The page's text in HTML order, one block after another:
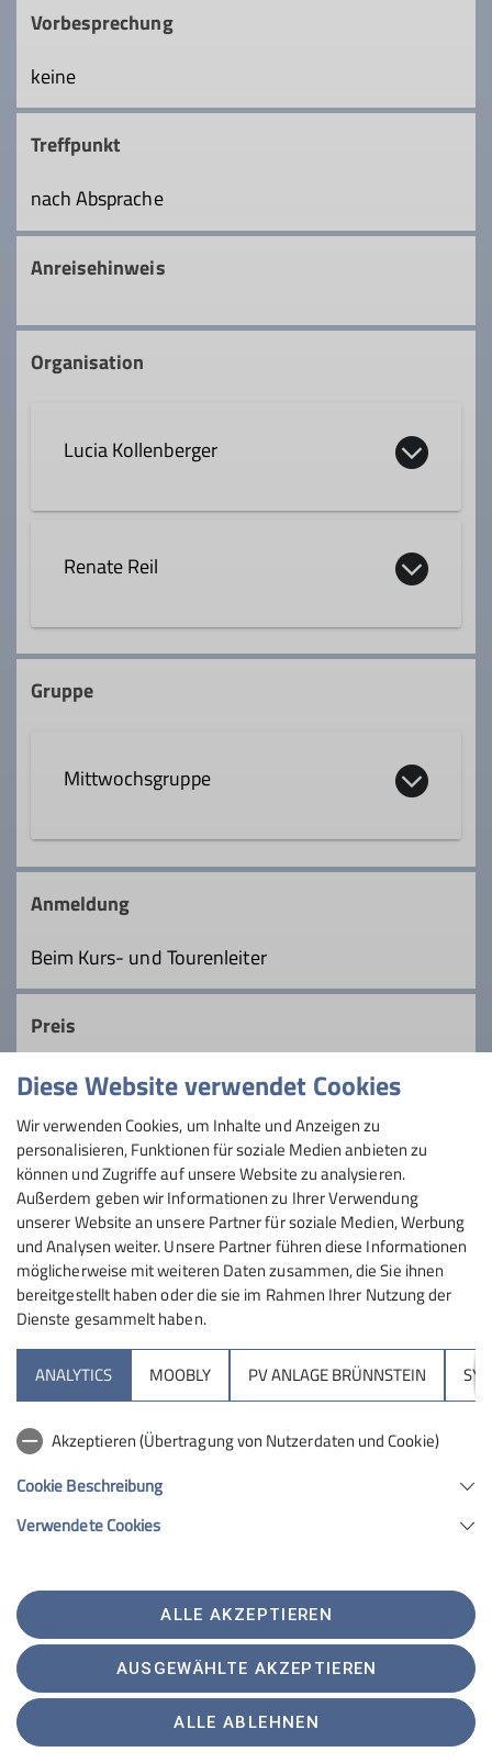
Vorbesprechung
keine
Treffpunkt
nach Absprache
Anreisehinweis
Organisation
Lucia Kollenberger
rosenheim.de
Qualifikationen
Ämter
Tourenleiter*in Mittwochsgruppe
Details
Renate Reil
08034 309043
Qualifikationen
Gruppe
Mittwochsgruppe
In der Mittwochsgruppe sind wir fast alle
Ruheständler. Wir wollen mit
Gleichgesinnten unsere Berge genießen
und dem Andrang am Wochenende
Bergwanderungen pflegen wir unsere
Fitness.
Anmeldung
Beim Kurs- und Tourenleiter
Preis
Maximale Teilnehmeranzahl
30
Sektion
Hochrieshütte
Sektion Rosenheim des Deutschen Alpenvereins e.V.
Telefon +4980312716030
Datenschutz-Einstellungen
Datenschutz
Impressum
Erklärung zur Barrierefreiheit
Diese Website verwendet Cookies
Wir verwenden Cookies, um Inhalte und Anzeigen zu
personalisieren, Funktionen für soziale Medien anbieten zu
können und Zugriffe auf unsere Website zu analysieren.
Außerdem geben wir Informationen zu Ihrer Verwendung
unserer Website an unsere Partner für soziale Medien, Werbung
und Analysen weiter. Unsere Partner führen diese Informationen
möglicherweise mit weiteren Daten zusammen, die Sie ihnen
bereitgestellt haben oder die sie im Rahmen Ihrer Nutzung der
Dienste gesammelt haben.
ANALYTICS MOOBLY PV ANLAGE BRÜNNSTEIN
Akzeptieren (Übertragung von Nutzerdaten und Cookie)
Cookie Beschreibung
Verwendete Cookies
ALLE AKZEPTIEREN
AUSGEWÄHLTE AKZEPTIEREN
ALLE ABLEHNEN